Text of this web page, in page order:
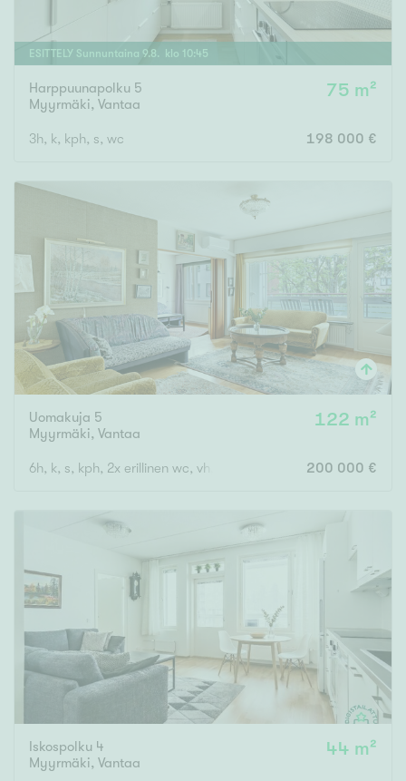
ESITTELY Sunnuntaina 9.8. klo 10:45
Harppuunapolku 5
Myyrmäki, Vantaa
75 m²
3h, k, kph, s, wc 198 000 €
Uomakuja 5
Myyrmäki, Vantaa
122 m²
6h, k, s, kph, 2x erillinen wc, vh, lasitettu parveke200 000 €
Iskospolku 4
Myyrmäki, Vantaa
44 m²